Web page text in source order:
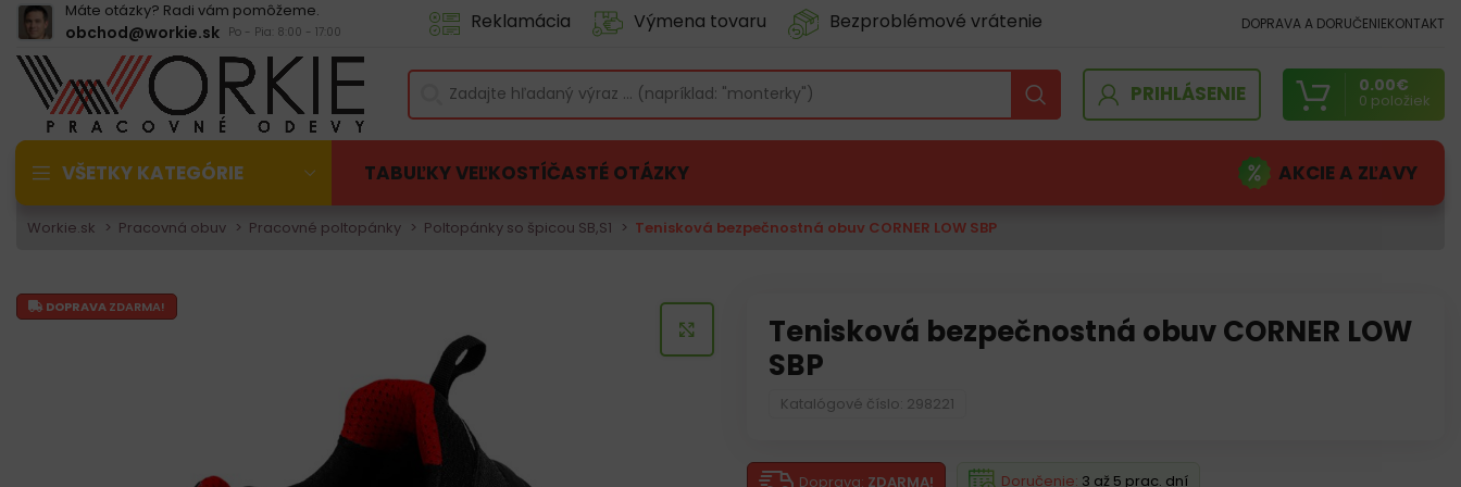
Máte otázky? Radi vám pomôžeme.
obchod@workie.sk Po - Pia: 8:00 - 17:00 Reklamácia Výmena tovaru Bezproblémové vrátenie DOPRAVA A DORUČENIEKONTAKT
PRIHLÁSENIE 0 položiek
0.00€
VŠETKY KATEGÓRIE TABUĽKY VEĽKOSTÍČASTÉ OTÁZKY AKCIE A ZĽAVY
Workie.sk Pracovná obuv Pracovné poltopánky Poltopánky so špicou SB,S1 Tenisková bezpečnostná obuv CORNER LOW SBP
DOPRAVAZDARMA!
KLIKNITE PRE ZVÄČŠENIE
Tenisková bezpečnostná obuv CORNER LOW
SBP
Katalógové číslo: 298221
Doprava: ZDARMA! Doručenie: 3 až 5 prac. dní